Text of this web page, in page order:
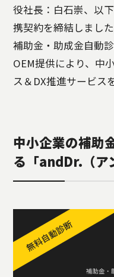
役社長：白石崇、以
携契約を締結しまし
補助金・助成金自動
OEM提供により、中
ス＆DX推進サービス
中小企業の補助
る「andDr.（ア